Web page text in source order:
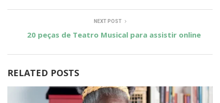
NEXT POST
20 peças de Teatro Musical para assistir online
RELATED POSTS